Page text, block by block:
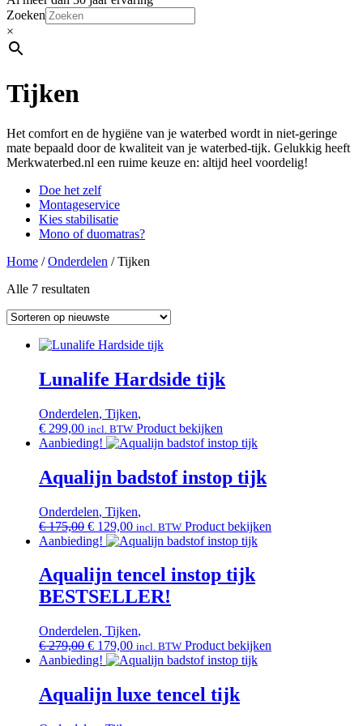
Zoeken
×
Tijken
Het comfort en de hygiëne van je waterbed wordt in niet-geringe
mate bepaald door de kwaliteit van je waterbed-tijk. Gelukkig heeft
Merkwaterbed.nl een ruime keuze en: altijd heel voordelig!
Doe het zelf
Montageservice
Kies stabilisatie
Mono of duomatras?
Home /Onderdelen / Tijken
Alle 7 resultaten
Lunalife Hardside tijk
Onderdelen, Tijken,
€ 299,00 incl. BTW Product bekijken
Aanbieding!
Aqualijn badstof instop tijk
Onderdelen, Tijken,
€175,00 Oorspronkelijke
prijs
€ 175,00.
€ 129,00Huidige
prijs
€ 129,00.
incl. BTW Product bekijken
Aanbieding!
Aqualijn tencel instop tijk
BESTSELLER!
Onderdelen, Tijken,
€279,00 Oorspronkelijke
prijs
€ 279,00.
€ 179,00Huidige
prijs
€ 179,00.
incl. BTW Product bekijken
Aanbieding!
Aqualijn luxe tencel tijk